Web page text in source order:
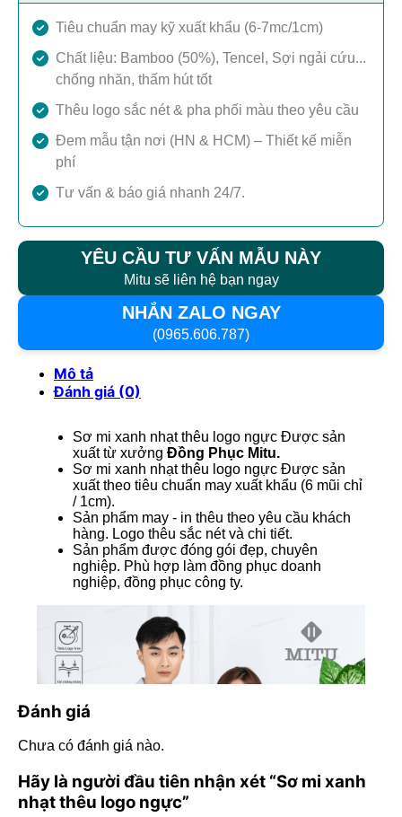
Tiêu chuẩn may kỹ xuất khẩu (6-7mc/1cm)
Chất liệu: Bamboo (50%), Tencel, Sợi ngải cứu...
chống nhăn, thấm hút tốt
Thêu logo sắc nét & pha phối màu theo yêu cầu
Đem mẫu tận nơi (HN & HCM) – Thiết kế miễn
phí
Tư vấn & báo giá nhanh 24/7.
YÊU CẦU TƯ VẤN MẪU NÀY
Mitu sẽ liên hệ bạn ngay
NHẮN ZALO NGAY
(0965.606.787)
Mô tả
Đánh giá (0)
Sơ mi xanh nhạt thêu logo ngực Được sản
xuất từ xưởng Đồng Phục Mitu.
Sơ mi xanh nhạt thêu logo ngực Được sản
xuất theo tiêu chuẩn may xuất khẩu (6 mũi chỉ
/ 1cm).
Sản phẩm may - in thêu theo yêu cầu khách
hàng. Logo thêu sắc nét và chi tiết.
Sản phẩm được đóng gói đẹp, chuyên
nghiệp. Phù hợp làm đồng phục doanh
nghiệp, đồng phục công ty.
Đánh giá
Chưa có đánh giá nào.
Hãy là người đầu tiên nhận xét “Sơ mi xanh
nhạt thêu logo ngực”